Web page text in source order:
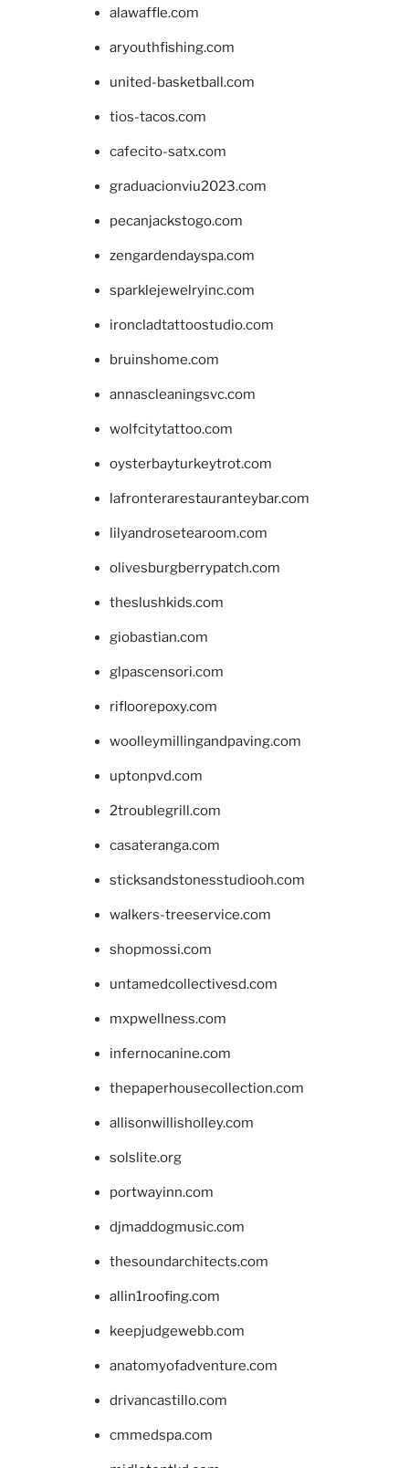
alawaffle.com
aryouthfishing.com
united-basketball.com
tios-tacos.com
cafecito-satx.com
graduacionviu2023.com
pecanjackstogo.com
zengardendayspa.com
sparklejewelryinc.com
ironcladtattoostudio.com
bruinshome.com
annascleaningsvc.com
wolfcitytattoo.com
oysterbayturkeytrot.com
lafronterarestauranteybar.com
lilyandrosetearoom.com
olivesburgberrypatch.com
theslushkids.com
giobastian.com
glpascensori.com
rifloorepoxy.com
woolleymillingandpaving.com
uptonpvd.com
2troublegrill.com
casateranga.com
sticksandstonesstudiooh.com
walkers-treeservice.com
shopmossi.com
untamedcollectivesd.com
mxpwellness.com
infernocanine.com
thepaperhousecollection.com
allisonwillisholley.com
solslite.org
portwayinn.com
djmaddogmusic.com
thesoundarchitects.com
allin1roofing.com
keepjudgewebb.com
anatomyofadventure.com
drivancastillo.com
cmmedspa.com